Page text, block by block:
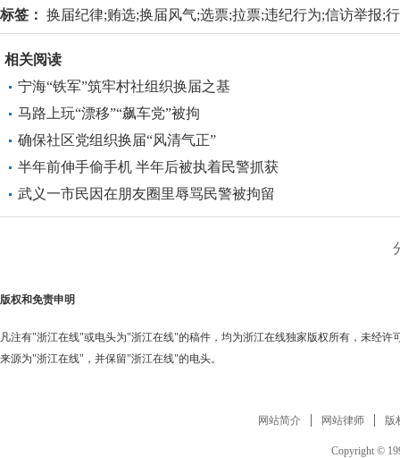
标签： 换届纪律;贿选;换届风气;选票;拉票;违纪行为;信访举报;
相关阅读
宁海“铁军”筑牢村社组织换届之基
马路上玩“漂移”“飙车党”被拘
确保社区党组织换届“风清气正”
半年前伸手偷手机 半年后被执着民警抓获
武义一市民因在朋友圈里辱骂民警被拘留
版权和免责申明
凡注有"浙江在线"或电头为"浙江在线"的稿件，均为浙江在线独家版权所有，未经许
来源为"浙江在线"，并保留"浙江在线"的电头。
网站简介 网站律师 版
Copyright ©